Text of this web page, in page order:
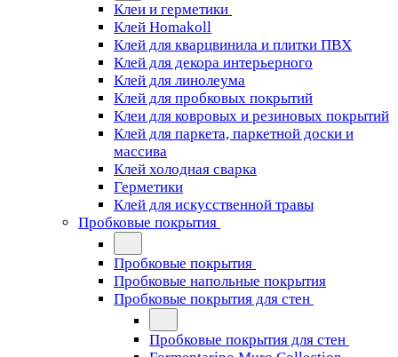
Клеи и герметики
Клей Homakoll
Клей для кварцвинила и плитки ПВХ
Клей для декора интерьерного
Клей для линолеума
Клей для пробковых покрытий
Клеи для ковровых и резиновых покрытий
Клей для паркета, паркетной доски и
массива
Клей холодная сварка
Герметики
Клей для искусственной травы
Пробковые покрытия
Пробковые покрытия
Пробковые напольные покрытия
Пробковые покрытия для стен
Пробковые покрытия для стен